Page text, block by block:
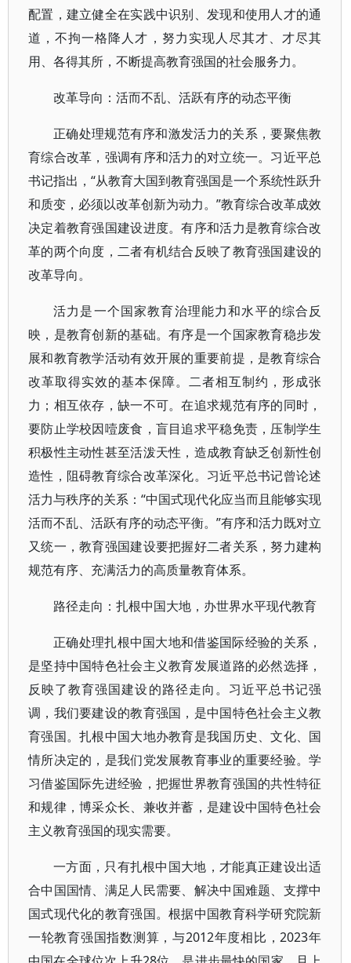
配置，建立健全在实践中识别、发现和使用人才的通
道，不拘一格降人才，努力实现人尽其才、才尽其
用、各得其所，不断提高教育强国的社会服务力。
改革导向：活而不乱、活跃有序的动态平衡
正确处理规范有序和激发活力的关系，要聚焦教
育综合改革，强调有序和活力的对立统一。习近平总
书记指出，“从教育大国到教育强国是一个系统性跃升
和质变，必须以改革创新为动力。”教育综合改革成效
决定着教育强国建设进度。有序和活力是教育综合改
革的两个向度，二者有机结合反映了教育强国建设的
改革导向。
活力是一个国家教育治理能力和水平的综合反
映，是教育创新的基础。有序是一个国家教育稳步发
展和教育教学活动有效开展的重要前提，是教育综合
改革取得实效的基本保障。二者相互制约，形成张
力；相互依存，缺一不可。在追求规范有序的同时，
要防止学校因噎废食，盲目追求平稳免责，压制学生
积极性主动性甚至活泼天性，造成教育缺乏创新性创
造性，阻碍教育综合改革深化。习近平总书记曾论述
活力与秩序的关系：“中国式现代化应当而且能够实现
活而不乱、活跃有序的动态平衡。”有序和活力既对立
又统一，教育强国建设要把握好二者关系，努力建构
规范有序、充满活力的高质量教育体系。
路径走向：扎根中国大地，办世界水平现代教育
正确处理扎根中国大地和借鉴国际经验的关系，
是坚持中国特色社会主义教育发展道路的必然选择，
反映了教育强国建设的路径走向。习近平总书记强
调，我们要建设的教育强国，是中国特色社会主义教
育强国。扎根中国大地办教育是我国历史、文化、国
情所决定的，是我们党发展教育事业的重要经验。学
习借鉴国际先进经验，把握世界教育强国的共性特征
和规律，博采众长、兼收并蓄，是建设中国特色社会
主义教育强国的现实需要。
一方面，只有扎根中国大地，才能真正建设出适
合中国国情、满足人民需要、解决中国难题、支撑中
国式现代化的教育强国。根据中国教育科学研究院新
一轮教育强国指数测算，与2012年度相比，2023年